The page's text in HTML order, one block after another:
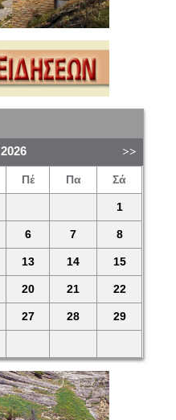
2026
Πέ Πα Σά
1
6 7 8
13 14 15
20 21 22
27 28 29